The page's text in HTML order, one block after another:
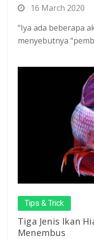
16 March 2020
“Iya ada beberapa
menyebutnya
Tips & Trick
Tiga Jenis Ikan
Menembus